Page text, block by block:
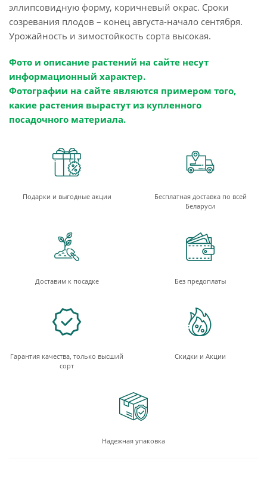
эллипсовидную форму, коричневый окрас. Сроки
созревания плодов – конец августа-начало сентября.
Урожайность и зимостойкость сорта высокая.
Фото и описание растений на сайте несут
информационный характер.
Фотографии на сайте являются примером того,
какие растения вырастут из купленного
посадочного материала.
Подарки и выгодные акции
Бесплатная доставка по всей
Беларуси
Доставим к посадке Без предоплаты
Гарантия качества, только высший
сорт
Скидки и Акции
Надежная упаковка